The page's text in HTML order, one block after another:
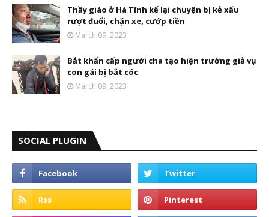
Thầy giáo ở Hà Tĩnh kể lại chuyện bị kẻ xấu
rượt đuổi, chặn xe, cướp tiền
March 09, 2023
Bắt khẩn cấp người cha tạo hiện trường giả vụ
con gái bị bắt cóc
March 09, 2023
SOCIAL PLUGIN